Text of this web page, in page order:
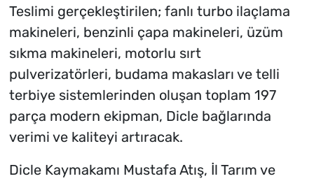
Teslimi gerçekleştirilen; fanlı turbo ilaçlama
makineleri, benzinli çapa makineleri, üzüm
sıkma makineleri, motorlu sırt
pulverizatörleri, budama makasları ve telli
terbiye sistemlerinden oluşan toplam 197
parça modern ekipman, Dicle bağlarında
verimi ve kaliteyi artıracak.
Dicle Kaymakamı Mustafa Atış, İl Tarım ve